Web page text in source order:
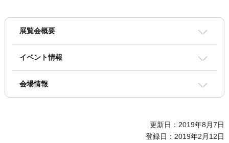
展覧会概要
イベント情報
会場情報
更新日：2019年8月7日
登録日：2019年2月12日